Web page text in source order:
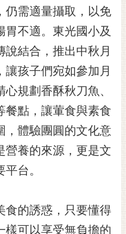
仍需適量攝取，以免
不適。東光國小及
結合，推出中秋月
孩子們宛如參加月
規劃香酥秋刀魚、
餐點，讓葷食與素食
，體驗團圓的文化意
營養的來源，更是文
台。
食的誘惑，只要懂得
樣可以享受無負擔的